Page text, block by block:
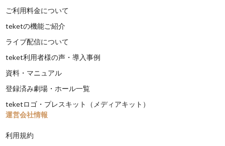
ご利用料金について
teketの機能ご紹介
ライブ配信について
teket利用者様の声・導入事例
資料・マニュアル
登録済み劇場・ホール一覧
teketロゴ・プレスキット（メディアキット）
運営会社情報
利用規約